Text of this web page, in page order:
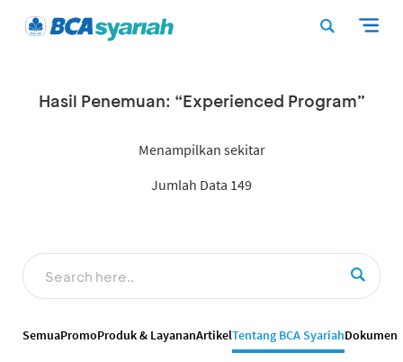
Hasil Penemuan: “Experienced Program”
Menampilkan sekitar
Jumlah Data 149
SemuaPromoProduk & LayananArtikelTentang BCA SyariahDokumen